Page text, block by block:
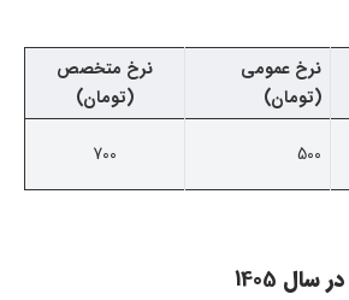
نرخ عمومی
(تومان)
نرخ متخصص
(تومان)
500
700
سال 1405